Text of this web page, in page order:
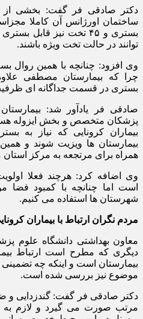
دکتر صادقی فر گفت: بخشی از
بستری و ۴۵ تخت نیز
توانند در حالت تخت ویژه باشند.
وی افزود: چنانچه با همین روال
بستری در قسمت جداگانه ای
صادقی فر یادآور شد:
پزشکان متخصص و بخش ایزوله
بیماران کرونایی که نیاز به
بیمارستان ها ویزیت شوند و
همراه برای مرتجعه به مرکز
وی اضافه کرد: هرچند فعلا
است اما چنانچه با کمبود فضا
شهرستان ها استفاده می کنیم.
مردم نگران ارتباط با بیماران
معاون بهداشتی دانشگاه علوم
دیگری که مطرح است ارتباط
بیمارستان است و اینکه چه تضمینی
موضوع نیز بررسی شده است.
دکتر صادقی فر گفت: گندزدایی و
مرتب صورت می گیرد و لازم به